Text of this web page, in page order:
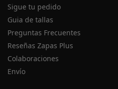
Sigue tu pedido
Guia de tallas
Preguntas Frecuentes
Reseñas Zapas Plus
Colaboraciones
Envío